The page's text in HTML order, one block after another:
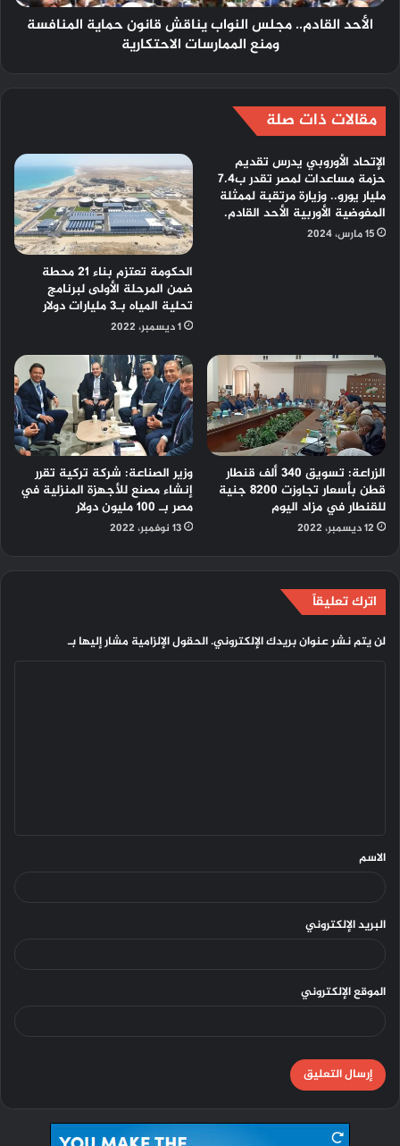
الأحد القادم.. مجلس النواب يناقش قانون حماية المنافسة
ومنع الممارسات الاحتكارية
مقالات ذات صلة
الإتحاد الأوروبي يدرس تقديم
حزمة مساعدات لمصر تقدر ب7.4
مليار يورو.. وزيارة مرتقبة لممثلة
المفوضية الأوربية الأحد القادم.
15 مارس، 2024
الحكومة تعتزم بناء 21 محطة
ضمن المرحلة الأولى لبرنامج
تحلية المياه بـ3 مليارات دولار
1 ديسمبر، 2022
الزراعة: تسويق 340 ألف قنطار
قطن بأسعار تجاوزت 8200 جنية
للقنطار في مزاد اليوم
12 ديسمبر، 2022
وزير الصناعة: شركة تركية تقرر
إنشاء مصنع للأجهزة المنزلية في
مصر بـ 100 مليون دولار
13 نوفمبر، 2022
اترك تعليقاً
لن يتم نشر عنوان بريدك الإلكتروني.الحقول الإلزامية مشار إليها بـ
الاسم
البريد الإلكتروني
الموقع الإلكتروني